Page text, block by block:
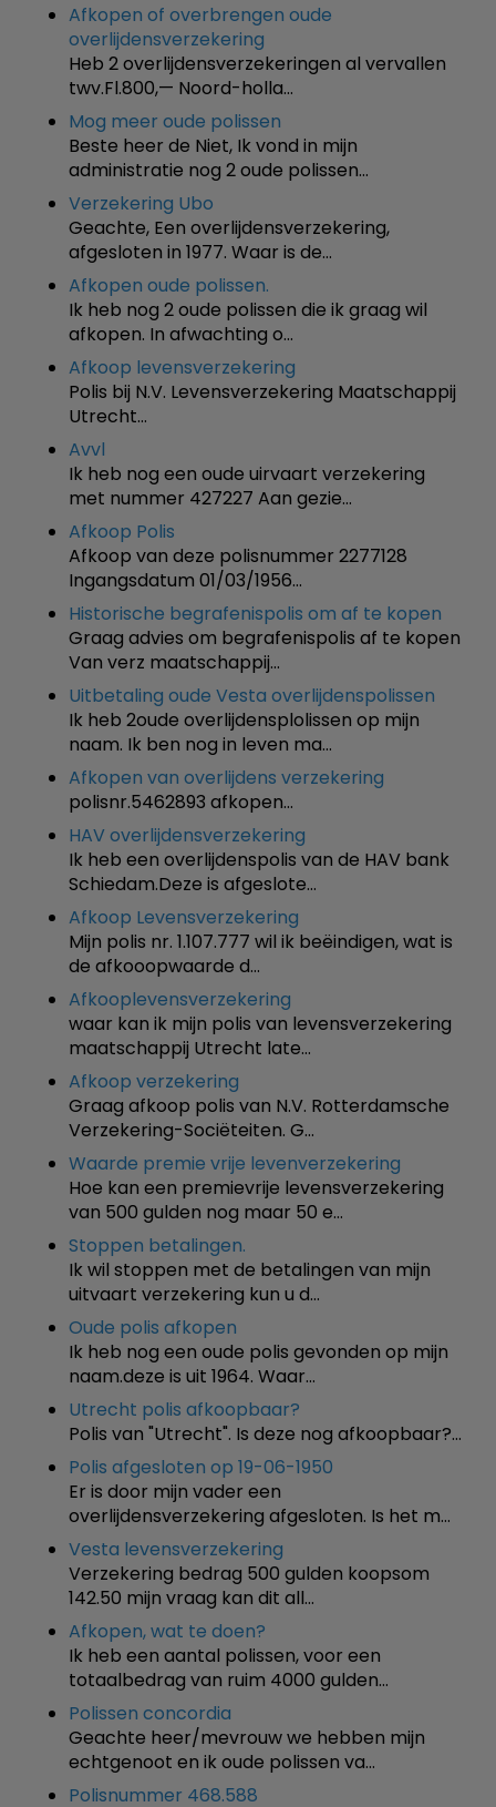
Afkopen of overbrengen oude
overlijdensverzekering
Heb 2 overlijdensverzekeringen al vervallen
twv.Fl.800,— Noord-holla…
Mog meer oude polissen
Beste heer de Niet, Ik vond in mijn
administratie nog 2 oude polissen…
Verzekering Ubo
Geachte, Een overlijdensverzekering,
afgesloten in 1977. Waar is de…
Afkopen oude polissen.
Ik heb nog 2 oude polissen die ik graag wil
afkopen. In afwachting o…
Afkoop levensverzekering
Polis bij N.V. Levensverzekering Maatschappij
Utrecht…
Avvl
Ik heb nog een oude uirvaart verzekering
met nummer 427227 Aan gezie…
Afkoop Polis
Afkoop van deze polisnummer 2277128
Ingangsdatum 01/03/1956…
Historische begrafenispolis om af te kopen
Graag advies om begrafenispolis af te kopen
Van verz maatschappij…
Uitbetaling oude Vesta overlijdenspolissen
Ik heb 2oude overlijdensplolissen op mijn
naam. Ik ben nog in leven ma…
Afkopen van overlijdens verzekering
polisnr.5462893 afkopen…
HAV overlijdensverzekering
Ik heb een overlijdenspolis van de HAV bank
Schiedam.Deze is afgeslote…
Afkoop Levensverzekering
Mijn polis nr. 1.107.777 wil ik beëindigen, wat is
de afkooopwaarde d…
Afkooplevensverzekering
waar kan ik mijn polis van levensverzekering
maatschappij Utrecht late…
Afkoop verzekering
Graag afkoop polis van N.V. Rotterdamsche
Verzekering-Sociëteiten. G…
Waarde premie vrije levenverzekering
Hoe kan een premievrije levensverzekering
van 500 gulden nog maar 50 e…
Stoppen betalingen.
Ik wil stoppen met de betalingen van mijn
uitvaart verzekering kun u d…
Oude polis afkopen
Ik heb nog een oude polis gevonden op mijn
naam.deze is uit 1964. Waar…
Utrecht polis afkoopbaar?
Polis van "Utrecht". Is deze nog afkoopbaar?…
Polis afgesloten op 19-06-1950
Er is door mijn vader een
overlijdensverzekering afgesloten. Is het m…
Vesta levensverzekering
Verzekering bedrag 500 gulden koopsom
142.50 mijn vraag kan dit all…
Afkopen, wat te doen?
Ik heb een aantal polissen, voor een
totaalbedrag van ruim 4000 gulden…
Polissen concordia
Geachte heer/mevrouw we hebben mijn
echtgenoot en ik oude polissen va…
Polisnummer 468.588